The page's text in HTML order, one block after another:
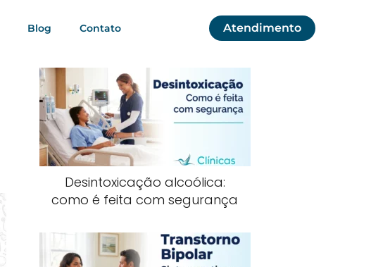
Blog Contato Atendimento
Desintoxicação alcoólica:
como é feita com segurança